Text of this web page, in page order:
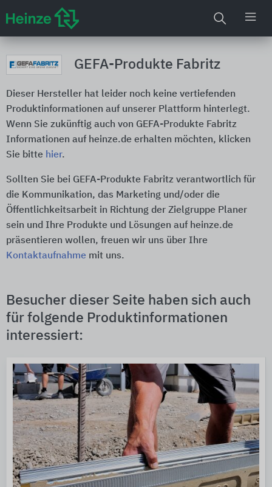
GEFA-Produkte Fabritz
Dieser Hersteller hat leider noch keine vertiefenden
Produktinformationen auf unserer Plattform hinterlegt.
Wenn Sie zukünftig auch von GEFA-Produkte Fabritz
Informationen auf heinze.de erhalten möchten, klicken
Sie bitte hier.
Sollten Sie bei GEFA-Produkte Fabritz verantwortlich für
die Kommunikation, das Marketing und/oder die
Öffentlichkeitsarbeit in Richtung der Zielgruppe Planer
sein und Ihre Produkte und Lösungen auf heinze.de
präsentieren wollen, freuen wir uns über Ihre
Kontaktaufnahme mit uns.
Besucher dieser Seite haben sich auch
für folgende Produktinformationen
interessiert: